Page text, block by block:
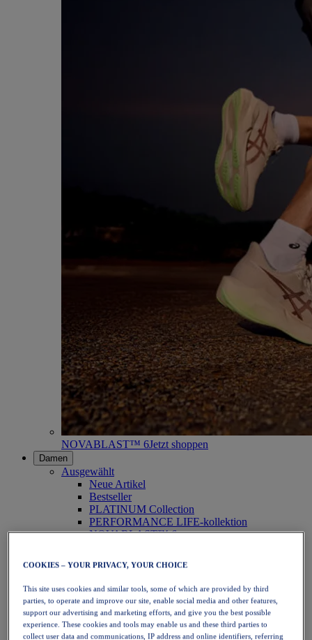
NOVABLAST™ 6Jetzt shoppen
Damen
Ausgewählt
Neue Artikel
Bestseller
PLATINUM Collection
PERFORMANCE LIFE-kollektion
NOVABLAST™ 6
Laufen
Trailrunning
Tennis
Volleyball
Handball
Padel
Korbball
COOKIES – YOUR PRIVACY, YOUR CHOICE
This site uses cookies and similar tools, some of which are provided by third
parties, to operate and improve our site, enable social media and other features,
support our advertising and marketing efforts, and give you the best possible
experience. These cookies and tools may enable us and these third parties to
collect user data and communications, IP address and online identifiers, referring